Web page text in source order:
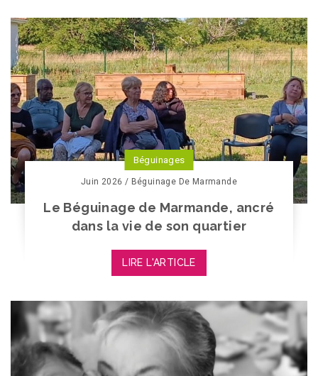
Béguinages
Juin 2026 / Béguinage De Marmande
Le Béguinage de Marmande, ancré
dans la vie de son quartier
LIRE L'ARTICLE